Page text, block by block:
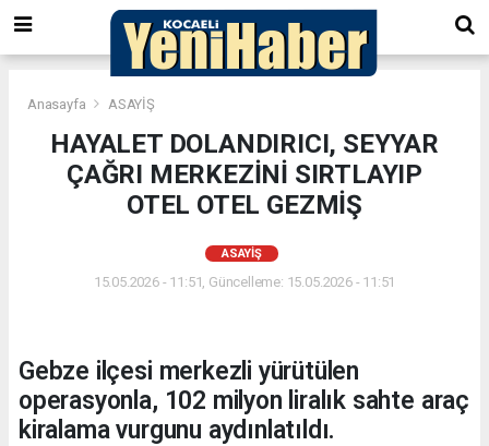
Anasayfa ASAYİŞ
HAYALET DOLANDIRICI, SEYYAR
ÇAĞRI MERKEZİNİ SIRTLAYIP
OTEL OTEL GEZMİŞ
ASAYİŞ
15.05.2026 - 11:51, Güncelleme: 15.05.2026 - 11:51
Gebze ilçesi merkezli yürütülen
operasyonla, 102 milyon liralık sahte araç
kiralama vurgunu aydınlatıldı.